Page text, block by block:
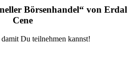
Börsenhandel“ von Erdal
Cene
Du teilnehmen kannst!